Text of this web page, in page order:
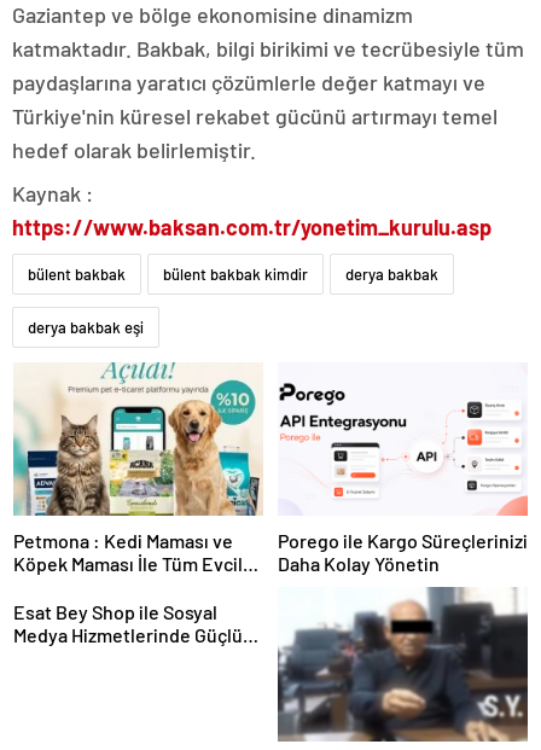
Gaziantep ve bölge ekonomisine dinamizm
katmaktadır. Bakbak, bilgi birikimi ve tecrübesiyle tüm
paydaşlarına yaratıcı çözümlerle değer katmayı ve
Türkiye'nin küresel rekabet gücünü artırmayı temel
hedef olarak belirlemiştir.
Kaynak :
https://www.baksan.com.tr/yonetim_kurulu.asp
bülent bakbak bülent bakbak kimdir derya bakbak
derya bakbak eşi
Petmona : Kedi Maması ve
Köpek Maması İle Tüm Evcil
Porego ile Kargo Süreçlerinizi
Daha Kolay Yönetin
Esat Bey Shop ile Sosyal
Medya Hizmetlerinde Güçlü